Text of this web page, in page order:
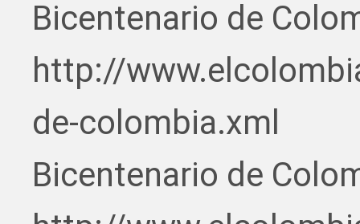
Bicentenario de
http://
de-colombia.xml
Bicentenario de